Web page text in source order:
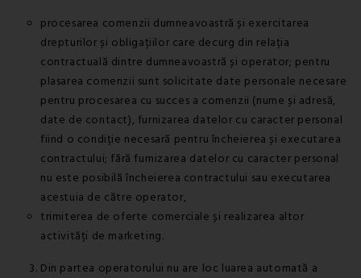
procesarea comenzii dumneavoastră și exercitarea
drepturilor și obligațiilor care decurg din relația
contractuală dintre dumneavoastră și operator; pentru
plasarea comenzii sunt solicitate date personale necesare
pentru procesarea cu succes a comenzii (nume și adresă,
date de contact), furnizarea datelor cu caracter personal
fiind o condiție necesară pentru încheierea și executarea
contractului; fără furnizarea datelor cu caracter personal
nu este posibilă încheierea contractului sau executarea
acestuia de către operator,
trimiterea de oferte comerciale și realizarea altor
activități de marketing.
Din partea operatorului nu are loc luarea automată a